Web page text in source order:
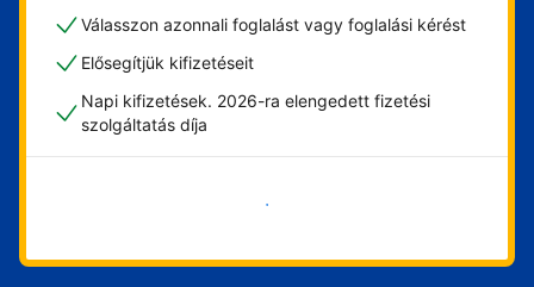
Válasszon azonnali foglalást vagy foglalási kérést
Elősegítjük kifizetéseit
Napi kifizetések. 2026-ra elengedett fizetési
szolgáltatás díja
Vágjon bele most